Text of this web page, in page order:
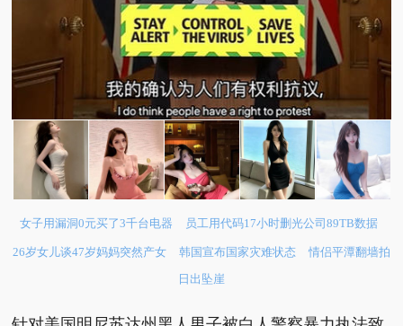
女子用漏洞0元买了3千台电器 员工用代码17小时删光公司89TB数据
26岁女儿谈47岁妈妈突然产女 韩国宣布国家灾难状态
情侣平潭翻墙拍
日出坠崖